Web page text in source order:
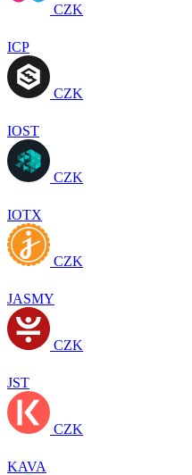
CZK
ICP
CZK
IOST
CZK
IOTX
CZK
JASMY
CZK
JST
CZK
KAVA